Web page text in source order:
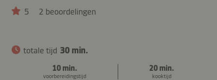
5 2 beoordelingen
totale tijd 30 min.
10 min.
voorbereidingstijd
20 min.
kooktijd